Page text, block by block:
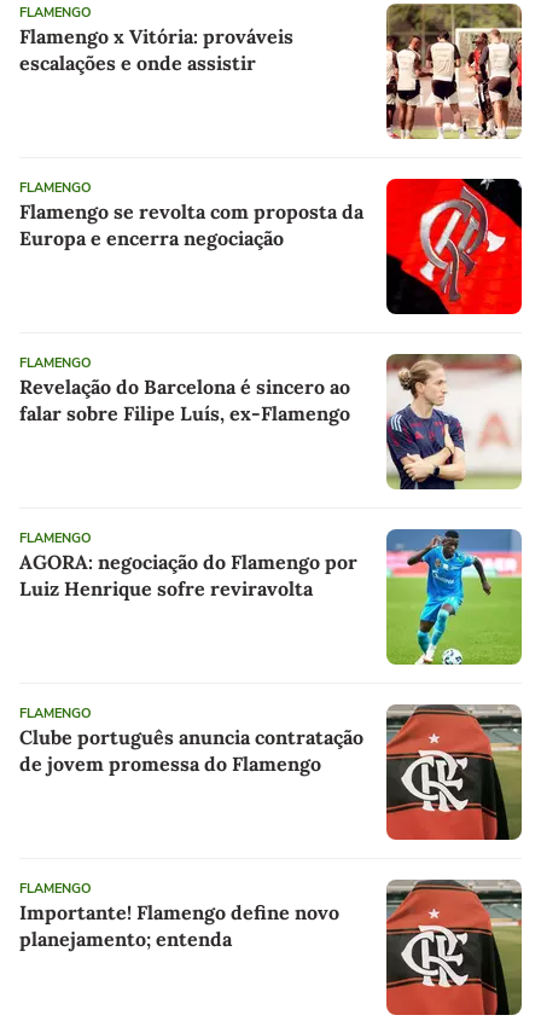
FLAMENGO
Flamengo x Vitória: prováveis
escalações e onde assistir
FLAMENGO
Flamengo se revolta com proposta da
Europa e encerra negociação
FLAMENGO
Revelação do Barcelona é sincero ao
falar sobre Filipe Luís, ex-Flamengo
FLAMENGO
AGORA: negociação do Flamengo por
Luiz Henrique sofre reviravolta
FLAMENGO
Clube português anuncia contratação
de jovem promessa do Flamengo
FLAMENGO
Importante! Flamengo define novo
planejamento; entenda